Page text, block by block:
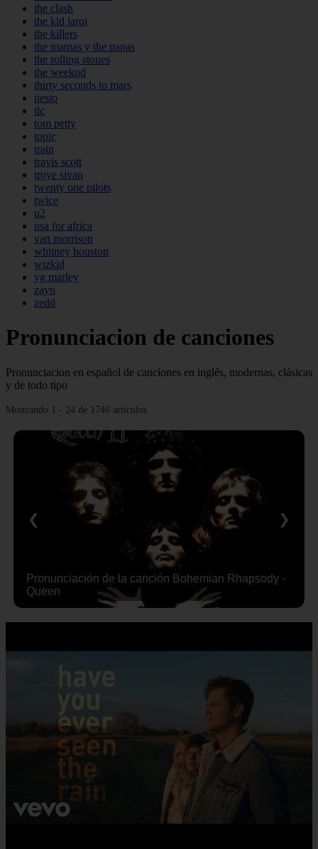
the clash
the kid laroi
the killers
the mamas y the papas
the rolling stones
the weeknd
thirty seconds to mars
tiesto
tlc
tom petty
topic
train
travis scott
troye sivan
twenty one pilots
twice
u2
usa for africa
van morrison
whitney houston
wizkid
yg marley
zayn
zedd
Pronunciacion de canciones
Pronunciacion en español de canciones en inglés, modernas, clásicas
y de todo tipo
Mostrando 1 - 24 de 1746 artículos
Pronunciación de la canción Bohemian Rhapsody -
Queen
❮ ❯